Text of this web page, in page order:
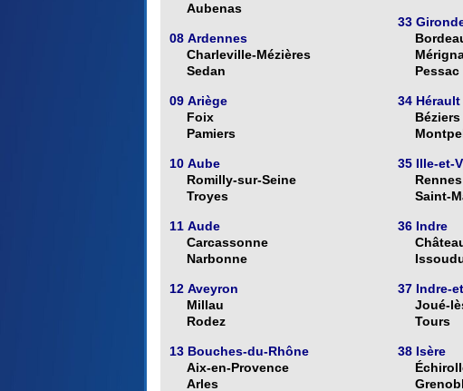
Aubenas
08 Ardennes
Charleville-Mézières
Sedan
09 Ariège
Foix
Pamiers
10 Aube
Romilly-sur-Seine
Troyes
11 Aude
Carcassonne
Narbonne
12 Aveyron
Millau
Rodez
13 Bouches-du-Rhône
Aix-en-Provence
Arles
33
Pessac
34 Hérault
Béziers
35 Ille-et-
Rennes
Saint-
36 Indre
37 Indre-
Joué-
Tours
38 Isère